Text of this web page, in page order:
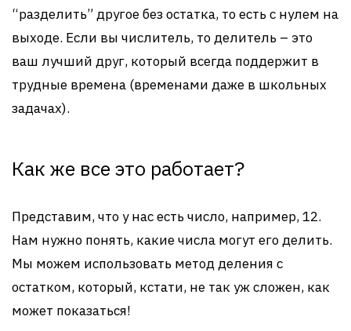
“разделить” другое без остатка, то есть с нулем на
выходе. Если вы числитель, то делитель – это
ваш лучший друг, который всегда поддержит в
трудные времена (временами даже в школьных
задачах).
Как же все это работает?
Представим, что у нас есть число, например, 12.
Нам нужно понять, какие числа могут его делить.
Мы можем использовать метод деления с
остатком, который, кстати, не так уж сложен, как
может показаться!